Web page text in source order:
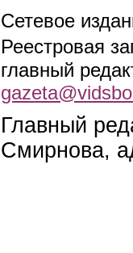
Сетевое
Реестровая
главный
Главный
Смирнова,